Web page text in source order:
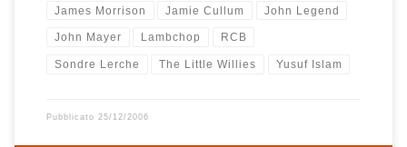
James Morrison Jamie Cullum John Legend
John Mayer Lambchop RCB
Sondre Lerche The Little Willies Yusuf Islam
Pubblicato 25/12/2006